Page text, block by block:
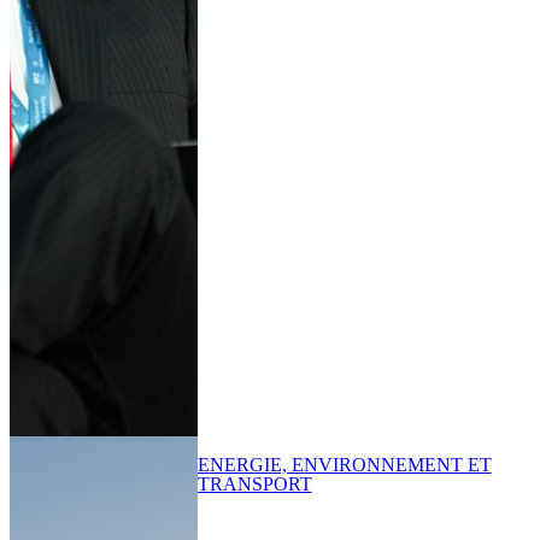
ENERGIE, ENVIRONNEMENT ET
TRANSPORT